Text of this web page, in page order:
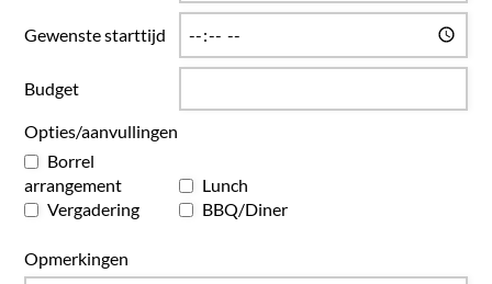
Gewenste starttijd
Budget
Opties/aanvullingen
Borrel
arrangement
Lunch
Vergadering
BBQ/Diner
Opmerkingen